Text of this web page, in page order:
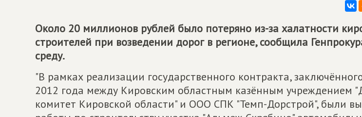
Около 20 миллионов рублей было потеряно из-за халатности
строителей при возведении дорог в регионе, сообщила
среду.
"В рамках реализации государственного контракта,
2012 года между Кировским областным казённым учреждением
комитет Кировской области" и ООО СПК "Темп-Дорстрой", были